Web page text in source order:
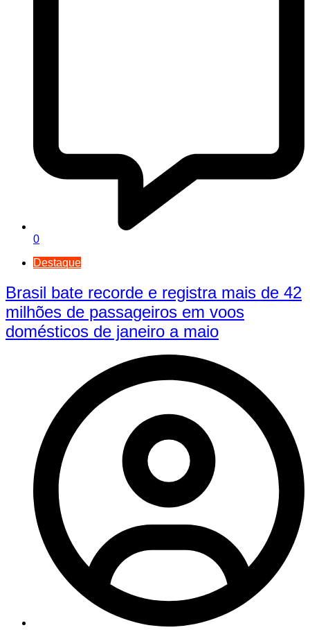
0
Destaque
Brasil bate recorde e registra mais de 42
milhões de passageiros em voos
domésticos de janeiro a maio